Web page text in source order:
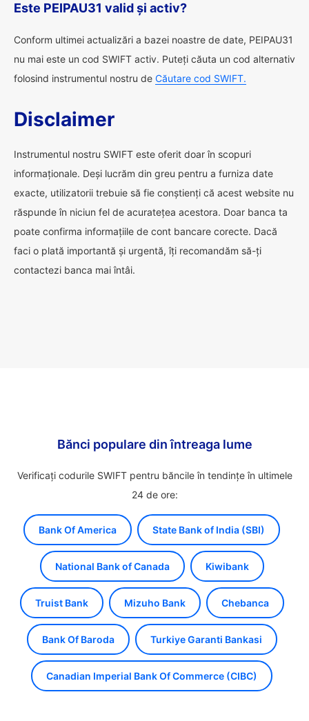
Este PEIPAU31 valid și activ?
Conform ultimei actualizări a bazei noastre de date, PEIPAU31
nu mai este un cod SWIFT activ. Puteți căuta un cod alternativ
folosind instrumentul nostru de Căutare cod SWIFT.
Disclaimer
Instrumentul nostru SWIFT este oferit doar în scopuri
informaționale. Deși lucrăm din greu pentru a furniza date
exacte, utilizatorii trebuie să fie conștienți că acest website nu
răspunde în niciun fel de acuratețea acestora. Doar banca ta
poate confirma informațiile de cont bancare corecte. Dacă
faci o plată importantă și urgentă, îți recomandăm să-ți
contactezi banca mai întâi.
Bănci populare din întreaga lume
Verificați codurile SWIFT pentru băncile în tendințe în ultimele
24 de ore:
Bank Of America State Bank of India (SBI)
National Bank of Canada Kiwibank
Truist Bank Mizuho Bank Chebanca
Bank Of Baroda Turkiye Garanti Bankasi
Canadian Imperial Bank Of Commerce (CIBC)